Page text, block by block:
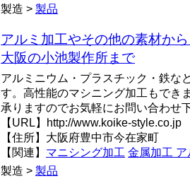
製造 > 製品
アルミ加工やその他の素材か
大阪の小池製作所まで
アルミニウム・プラスチック・鉄な
す。高性能のマシニング加工もでき
承りますのでお気軽にお問い合わせ
【URL】http://www.koike-style.co.jp
【住所】大阪府豊中市今在家町
【関連】 マニシング加工 金属加工
製造 > 製品